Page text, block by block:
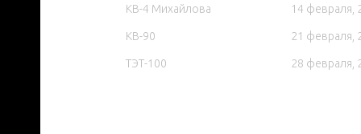
КВ-4 Михайлова 14 февраля,
КВ-90 21 февраля,
ТЭТ-100 28 февраля,